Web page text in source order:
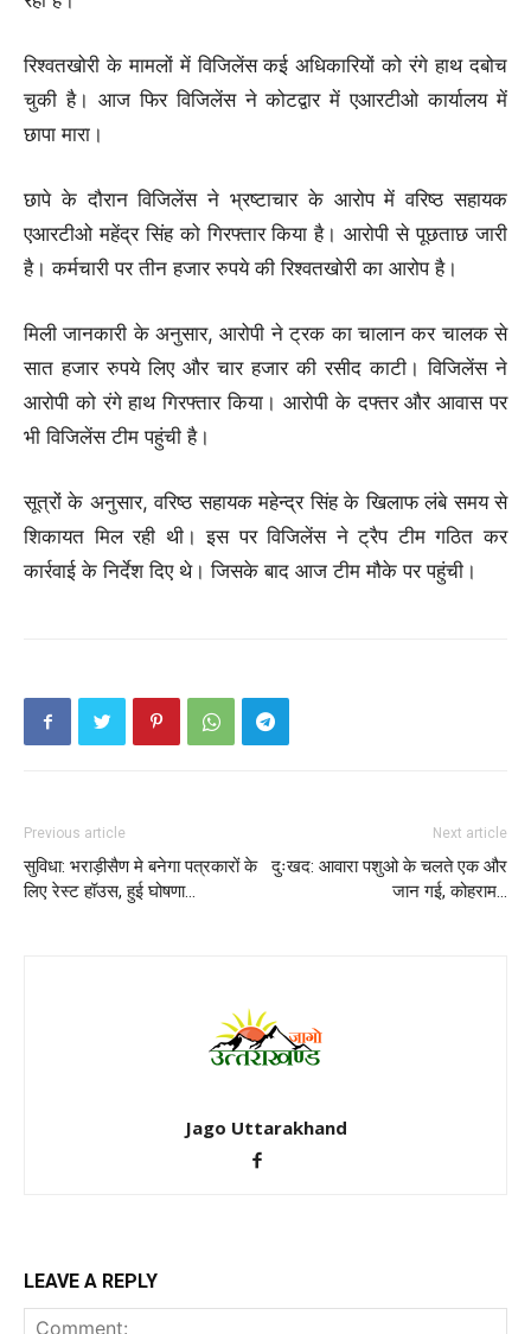
रिश्वतखोरी के मामलों में विजिलेंस कई अधिकारियों को रंगे हाथ दबोच
चुकी है। आज फिर विजिलेंस ने कोटद्वार में एआरटीओ कार्यालय में
छापा मारा।
छापे के दौरान विजिलेंस ने भ्रष्टाचार के आरोप में वरिष्ठ सहायक
एआरटीओ महेंद्र सिंह को गिरफ्तार किया है। आरोपी से पूछताछ जारी
है। कर्मचारी पर तीन हजार रुपये की रिश्वतखोरी का आरोप है।
मिली जानकारी के अनुसार, आरोपी ने ट्रक का चालान कर चालक से
सात हजार रुपये लिए और चार हजार की रसीद काटी। विजिलेंस ने
आरोपी को रंगे हाथ गिरफ्तार किया। आरोपी के दफ्तर और आवास पर
भी विजिलेंस टीम पहुंची है।
सूत्रों के अनुसार, वरिष्ठ सहायक महेन्द्र सिंह के खिलाफ लंबे समय से
शिकायत मिल रही थी। इस पर विजिलेंस ने ट्रैप टीम गठित कर
कार्रवाई के निर्देश दिए थे। जिसके बाद आज टीम मौके पर पहुंची।
Previous article
सुविधा: भराड़ीसैण मे बनेगा पत्रकारों के
लिए रेस्ट हॉउस, हुई घोषणा…
Next article
दुःखद: आवारा पशुओ के चलते एक और
जान गई, कोहराम…
Jago Uttarakhand
LEAVE A REPLY